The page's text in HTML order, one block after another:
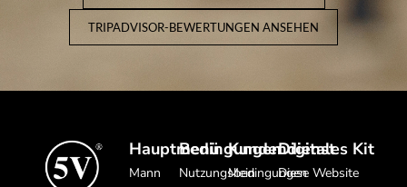
TRIPADVISOR-BEWERTUNGEN ANSEHEN
Hauptmenü
Mann
Bedingungen
Nutzungsbedingungen
Kundendienst
Mein
Digitales Kit
Diese Website